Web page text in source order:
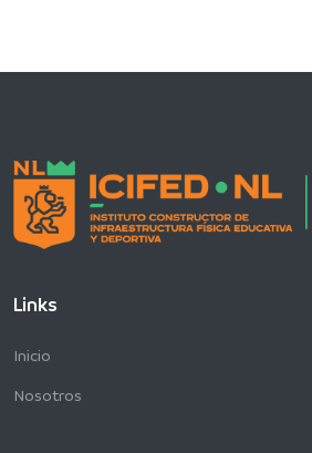
Links
Inicio
Nosotros